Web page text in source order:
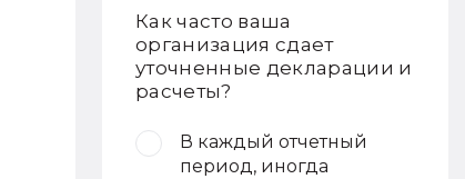
Как часто ваша
организация сдает
уточненные декларации и
расчеты?
В каждый отчетный
период, иногда